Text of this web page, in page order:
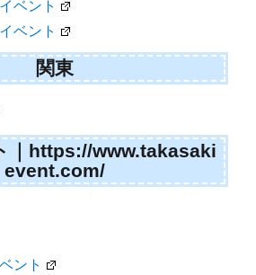
ベント
ベント
関東
｜https://www.takasaki
event.com/
ント